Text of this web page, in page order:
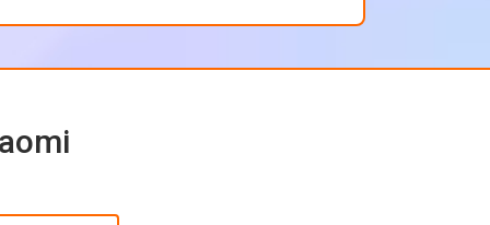
3900 ₽
4800 ₽
4700 ₽